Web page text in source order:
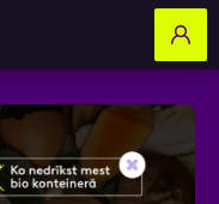
un mēs ar tevi